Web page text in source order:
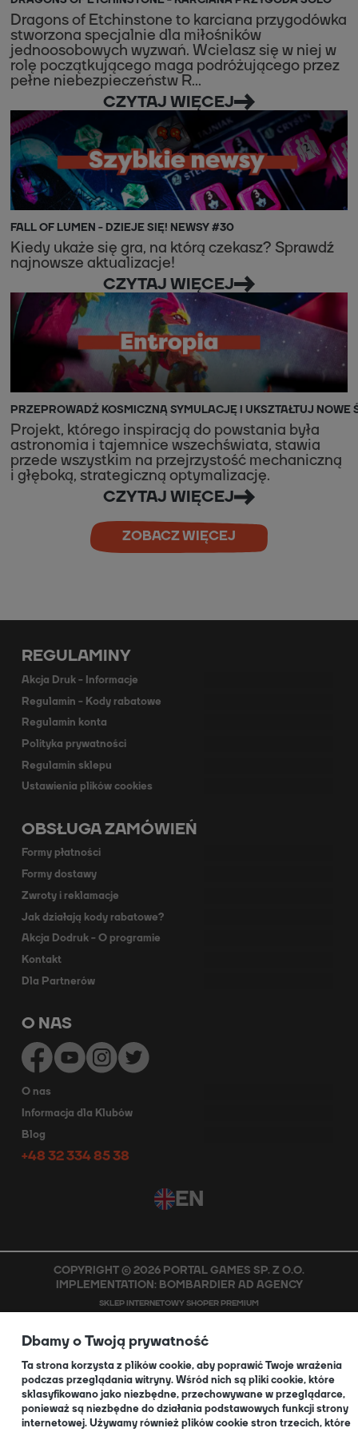
Dragons of Etchinstone to karciana przygodówka
stworzona specjalnie dla miłośników
jednoosobowych wyzwań. Wcielasz się w niej w
rolę początkującego maga podróżującego przez
pełne niebezpieczeństw R...
CZYTAJ WIĘCEJ
FALL OF LUMEN - DZIEJE SIĘ! NEWSY #30
Kiedy ukaże się gra, na którą czekasz? Sprawdź
najnowsze aktualizacje!
CZYTAJ WIĘCEJ
PRZEPROWADŹ KOSMICZNĄ SYMULACJĘ I UKSZTAŁTUJ NOWE
Projekt, którego inspiracją do powstania była
astronomia i tajemnice wszechświata, stawia
przede wszystkim na przejrzystość mechaniczną
i głęboką, strategiczną optymalizację.
CZYTAJ WIĘCEJ
ZOBACZ WIĘCEJ
REGULAMINY
Akcja Druk - Informacje
Regulamin - Kody rabatowe
Regulamin konta
Polityka prywatności
Regulamin sklepu
Ustawienia plików cookies
OBSŁUGA ZAMÓWIEŃ
Formy płatności
Formy dostawy
Zwroty i reklamacje
Jak działają kody rabatowe?
Akcja Dodruk - O programie
Kontakt
Dla Partnerów
O NAS
O nas
Informacja dla Klubów
Blog
+48 32 334 85 38
EN
COPYRIGHT © 2026 PORTAL GAMES SP. Z O.O.
IMPLEMENTATION: BOMBARDIER AD AGENCY
SKLEP INTERNETOWY SHOPER PREMIUM
POKAŻ PEŁNĄ WERSJĘ STRONY
Dbamy o Twoją prywatność
Ta strona korzysta z plików cookie, aby poprawić Twoje wrażenia
podczas przeglądania witryny. Wśród nich są pliki cookie, które
sklasyfikowano jako niezbędne, przechowywane w przeglądarce,
ponieważ są niezbędne do działania podstawowych funkcji strony
internetowej. Używamy również plików cookie stron trzecich, które